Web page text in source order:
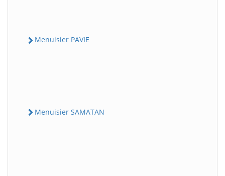
Menuisier PAVIE
Menuisier SAMATAN